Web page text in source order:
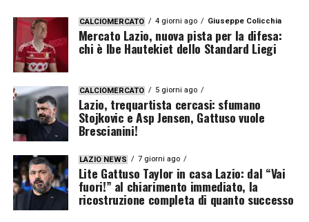
CALCIOMERCATO 4 giorni ago Giuseppe Colicchia
Mercato Lazio, nuova pista per la difesa:
chi è Ibe Hautekiet dello Standard Liegi
CALCIOMERCATO 5 giorni ago
Lazio, trequartista cercasi: sfumano
Stojkovic e Asp Jensen, Gattuso vuole
Brescianini!
LAZIO NEWS 7 giorni ago
Lite Gattuso Taylor in casa Lazio: dal “Vai
fuori!” al chiarimento immediato, la
ricostruzione completa di quanto successo